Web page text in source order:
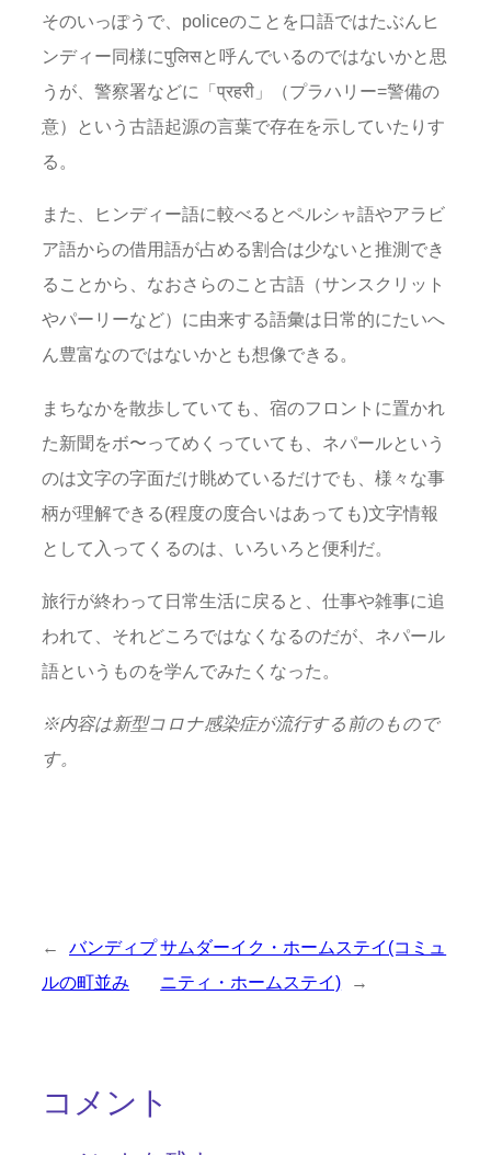
そのいっぽうで、policeのことを口語ではたぶんヒ
ンディー同様にपुलिसと呼んでいるのではないかと思
うが、警察署などに「प्रहरी」（プラハリー=警備の
意）という古語起源の言葉で存在を示していたりす
る。
また、ヒンディー語に較べるとペルシャ語やアラビ
ア語からの借用語が占める割合は少ないと推測でき
ることから、なおさらのこと古語（サンスクリット
やパーリーなど）に由来する語彙は日常的にたいへ
ん豊富なのではないかとも想像できる。
まちなかを散歩していても、宿のフロントに置かれ
た新聞をボ〜ってめくっていても、ネパールという
のは文字の字面だけ眺めているだけでも、様々な事
柄が理解できる(程度の度合いはあっても)文字情報
として入ってくるのは、いろいろと便利だ。
旅行が終わって日常生活に戻ると、仕事や雑事に追
われて、それどころではなくなるのだが、ネパール
語というものを学んでみたくなった。
※内容は新型コロナ感染症が流行する前のもので
す。
←
バンディプ
ルの町並み
サムダーイク・ホームステイ(コミュ
ニティ・ホームステイ)
→
コメント